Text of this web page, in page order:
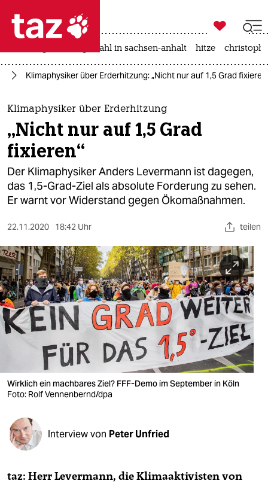
 taz zahl ich
taz zahl ich
themen
politik
öko
gesellschaft
sport
berlin
nord
wahrheit
verlag
verlag
veranstaltungen
shop
fragen & hilfe

taz zahl ich
landtagswahl in sachsen-anhalt hitze
Klimaphysiker über Erderhitzung: „Nicht nur auf 1,5 Grad
Klimaphysiker über Erderhitzung
„Nicht nur auf 1,5 Grad
fixieren“
Der Klimaphysiker Anders Levermann ist dagegen,
das 1,5-Grad-Ziel als absolute Forderung zu sehen.
Er warnt vor Widerstand gegen Ökomaßnahmen.
22.11.2020 18:42 Uhr teilen
Wirklich ein machbares Ziel? FFF-Demo im September in Köln
Foto: Rolf Vennenbernd/dpa
Interview von Peter Unfried
taz: Herr Levermann, die Klimaaktivisten von